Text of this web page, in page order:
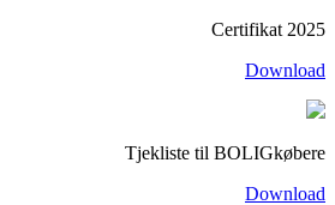
Certifikat 2025
Download
Tjekliste til BOLIGkøbere
Download